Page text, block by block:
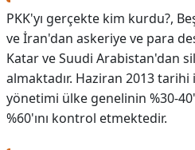
PKK'yı gerçekte kim kurdu?,
ve İran'dan askeriye ve para
Katar ve Suudi Arabistan'dan
almaktadır. Haziran 2013 tarihi
yönetimi ülke genelinin %30-
%60'ını kontrol etmektedir.